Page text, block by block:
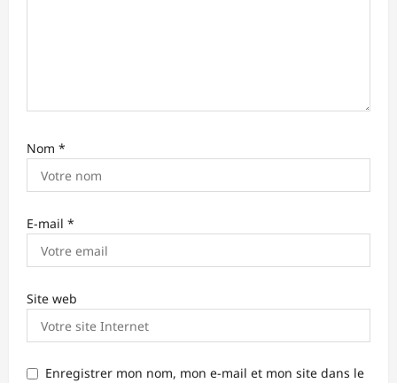
Nom *
E-mail *
Site web
Enregistrer mon nom, mon e-mail et mon site dans le